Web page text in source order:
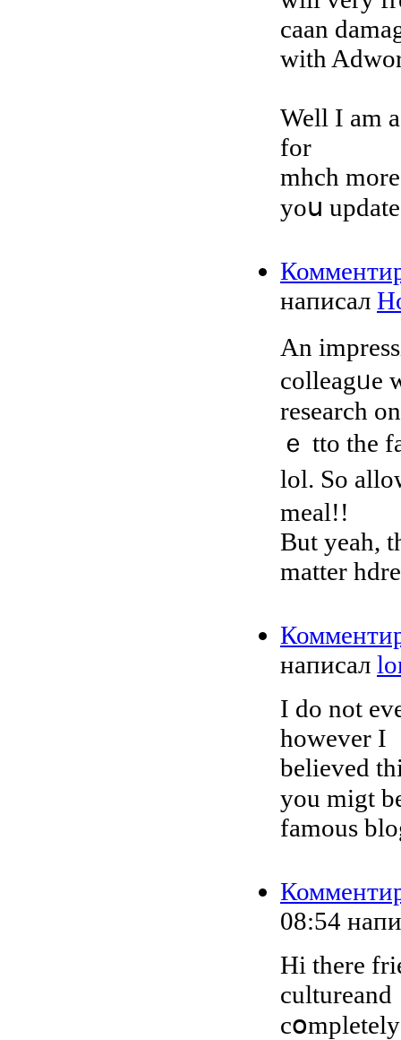
caan
with
Well I am
for
mhch
yoս
написал
An
colleagᥙe
research
ｅ tto the
lol. So
meal!!
Βut yeah,
matter
написал
I dо not
however I
beliеved
you migt
famous
08:54
Hi there
cultureand